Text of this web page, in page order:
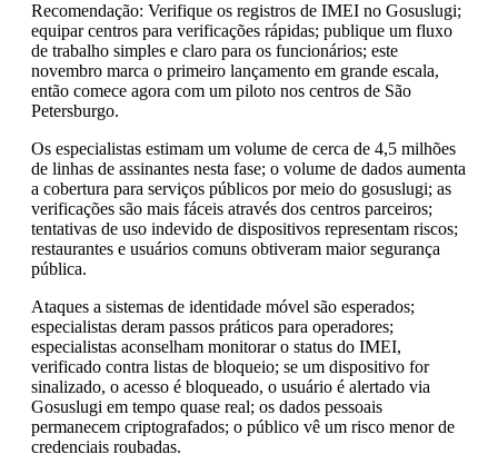
Recomendação: Verifique os registros de IMEI no Gosuslugi;
equipar centros para verificações rápidas; publique um fluxo
de trabalho simples e claro para os funcionários; este
novembro marca o primeiro lançamento em grande escala,
então comece agora com um piloto nos centros de São
Petersburgo.
Os especialistas estimam um volume de cerca de 4,5 milhões
de linhas de assinantes nesta fase; o volume de dados aumenta
a cobertura para serviços públicos por meio do gosuslugi; as
verificações são mais fáceis através dos centros parceiros;
tentativas de uso indevido de dispositivos representam riscos;
restaurantes e usuários comuns obtiveram maior segurança
pública.
Ataques a sistemas de identidade móvel são esperados;
especialistas deram passos práticos para operadores;
especialistas aconselham monitorar o status do IMEI,
verificado contra listas de bloqueio; se um dispositivo for
sinalizado, o acesso é bloqueado, o usuário é alertado via
Gosuslugi em tempo quase real; os dados pessoais
permanecem criptografados; o público vê um risco menor de
credenciais roubadas.